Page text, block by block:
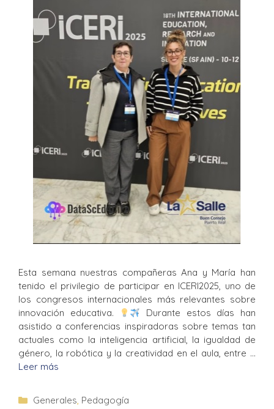
Esta semana nuestras compañeras Ana y María han
tenido el privilegio de participar en ICERI2025, uno de
los congresos internacionales más relevantes sobre
innovación educativa.
Durante estos días han
asistido a conferencias inspiradoras sobre temas tan
actuales como la inteligencia artificial, la igualdad de
género, la robótica y la creatividad en el aula, entre …
Leer más
Generales, Pedagogía